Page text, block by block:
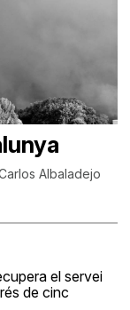
Albaladejo
el servei
de cinc